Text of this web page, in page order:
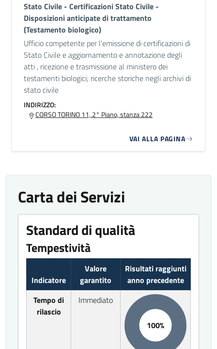
Stato Civile - Certificazioni Stato Civile -
Disposizioni anticipate di trattamento
(Testamento biologico)
Ufficio competente per l'emissione di certificazioni di
Stato Civile e aggiornamento e annotazione degli
atti , ricezione e trasmissione al ministero dei
testamenti biologici; ricerche storiche negli archivi di
stato civile
INDIRIZZO:
CORSO TORINO 11, 2° Piano, stanza 222
VAI ALLA PAGINA
Carta dei Servizi
Standard di qualità
Tempestività
Indicatore
Valore
garantito
Risultati raggiunti
anno precedente
Tempo di
rilascio
Immediato
100%